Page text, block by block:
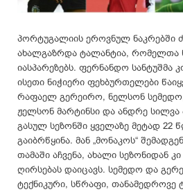
პორტუგალიის ეროვნულ ნაკრებში
ახალგაზრდა ტალანტია, რომელთა
იასპარეზებს. ფერნანდო სანტუშმა
ისეთი ნიჭიერი ფეხბურთელები
რაფაელ გერეირო, ნელსონ
ჟელსონ მარტინსი და ანდრე სილვა
გასულ სეზონში ყველაზე მეტად 22
გაიბრწყინა. მან „მონაკოს“
თამაში აჩვენა, ახალი სეზონიდან კი
ღირსებას დაიცავს. სემედო და
ტექნიკური, სწრაფი, თანამედროვე